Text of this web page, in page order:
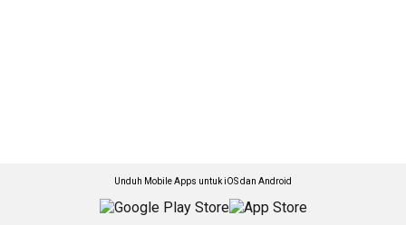
Unduh Mobile Apps untuk iOS dan Android